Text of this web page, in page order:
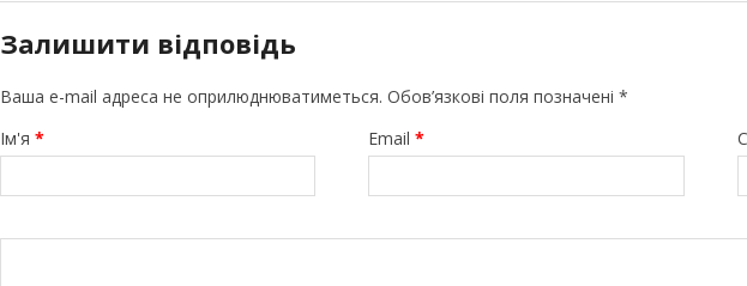
Залишити відповідь
Ваша e-mail адреса не оприлюднюватиметься. Обов’язкові поля позначені *
Ім'я * Email*